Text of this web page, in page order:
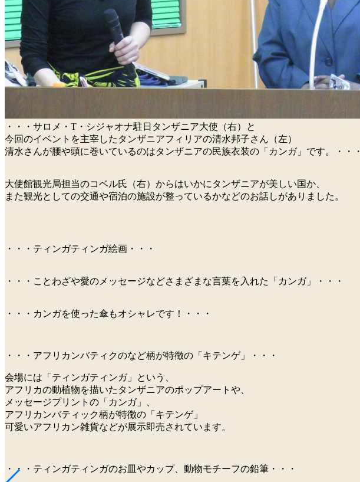
・・・サロメ・T・シジャオナ駐日タンザニア大使（右）と
今回のイベントを主宰したタンザニアフィリアの清水邦子さん（左）
清水さんが腰や頭に巻いているのはタンザニアの民族衣装の「カンガ」です。・・・
大使館観光局担当のコベル氏（右）からはいかにタンザニアが美しい国か、
また観光としての交通や宿泊の施設が整っているかなどのお話しがありました。
・・・ティンガティンガ絵画・・・
・・・ことわざや愛のメッセージなどさまざまな言葉を入れた「カンガ」・・・
・・・カンガを使った傘もオシャレです！・・・
・・・アフリカンバティクのなど柄が特徴の「キテンゲ」・・・
会場には「ティンガティンガ」という、
アフリカの動植物を描いたタンザニアのポップアートや、
メッセージプリントの「カンガ」、
アフリカンバティック柄が特徴の「キテンゲ」
可愛いアフリカン雑貨などが展示即売されています。
・・・ティンガティンガのお皿やカップ、動物モチーフの鉛筆・・・